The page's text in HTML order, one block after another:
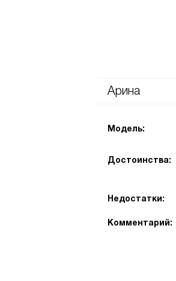
Арина
Модель:
Достоинства:
Недостатки:
Комментарий: